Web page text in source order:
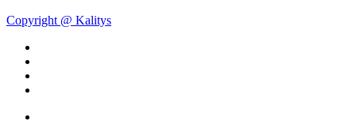
Copyright @ Kalitys